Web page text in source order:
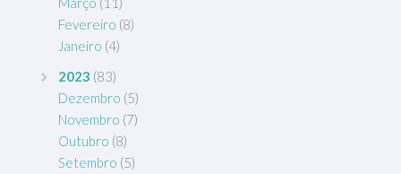
Fevereiro (8)
Janeiro (4)
2023 (83)
Dezembro (5)
Novembro (7)
Outubro (8)
Setembro (5)